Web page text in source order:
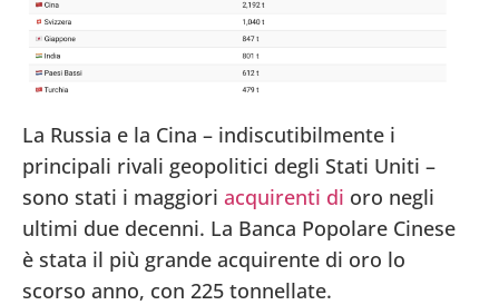
La Russia e la Cina – indiscutibilmente i
principali rivali geopolitici degli Stati Uniti –
sono stati i maggiori acquirenti di oro negli
ultimi due decenni. La Banca Popolare Cinese
è stata il più grande acquirente di oro lo
scorso anno, con 225 tonnellate.